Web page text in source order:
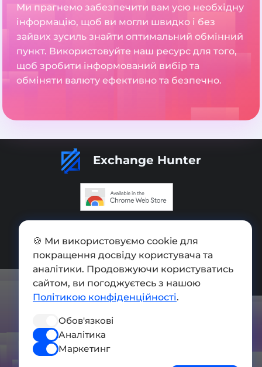
Ми прагнемо забезпечити вам усю необхідну
інформацію, щоб ви могли швидко і без
зайвих зусиль знайти оптимальний обмінний
пункт. Використовуйте наш ресурс для того,
щоб зробити інформований вибір та
обміняти валюту ефективно та безпечно.
Exchange Hunter
Мапа сайту
Press kit
Умови використання
СОЦ. МЕРЕЖІ
🍪 Ми використовуємо cookie для
покращення досвіду користувача та
аналітики. Продовжуючи користуватись
сайтом, ви погоджуєтесь з нашою
Політикою конфіденційності.
Обов'язкові
Аналітика
Маркетинг